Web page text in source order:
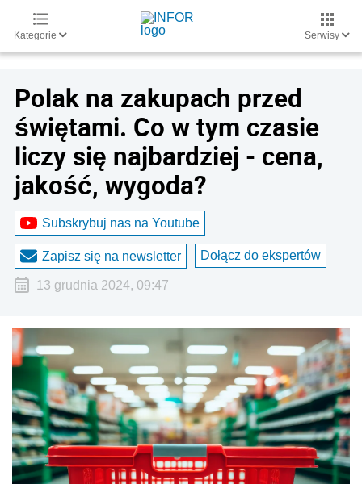
Kategorie Serwisy
Polak na zakupach przed
świętami. Co w tym czasie
liczy się najbardziej - cena,
jakość, wygoda?
Subskrybuj nas na Youtube
Zapisz się na newsletter Dołącz do ekspertów
13 grudnia 2024, 09:47